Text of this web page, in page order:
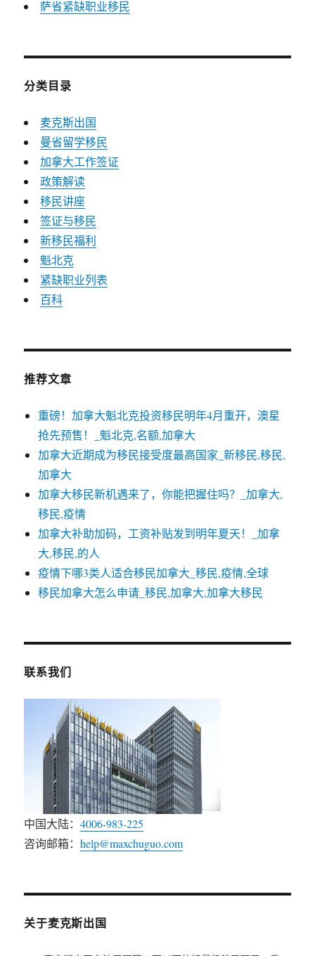
萨省紧缺职业移民
分类目录
麦克斯出国
曼省留学移民
加拿大工作签证
政策解读
移民讲座
签证与移民
新移民福利
魁北克
紧缺职业列表
百科
推荐文章
重磅！加拿大魁北克投资移民明年4月重开，澳星
抢先预售！_魁北克,名额,加拿大
加拿大近期成为移民接受度最高国家_新移民,移民,
加拿大
加拿大移民新机遇来了，你能把握住吗？_加拿大,
移民,疫情
加拿大补助加码，工资补贴发到明年夏天！_加拿
大,移民,的人
疫情下哪3类人适合移民加拿大_移民,疫情,全球
移民加拿大怎么申请_移民,加拿大,加拿大移民
联系我们
中国大陆：4006-983-225
咨询邮箱：help@maxchuguo.com
关于麦克斯出国